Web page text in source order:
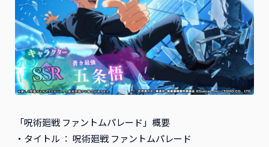
「呪術廻戦 ファントムパレード」概要
・タイトル ： 呪術廻戦 ファントムパレード